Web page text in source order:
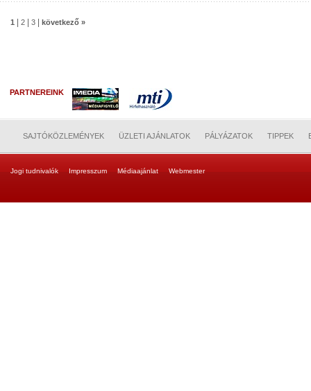
1 2 3 következő »
PARTNEREINK
SAJTÓKÖZLEMÉNYEK ÜZLETI AJÁNLATOK PÁLYÁZATOK TIPPEK
Jogi tudnivalók Impresszum Médiaajánlat Webmester